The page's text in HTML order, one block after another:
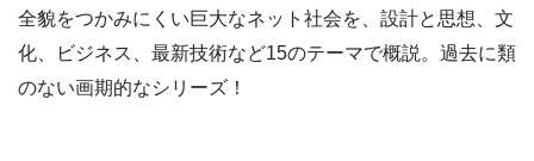
全貌をつかみにくい巨大なネット社会を、設計と思想、文
化、ビジネス、最新技術など15のテーマで概説。過去に類
のない画期的なシリーズ！